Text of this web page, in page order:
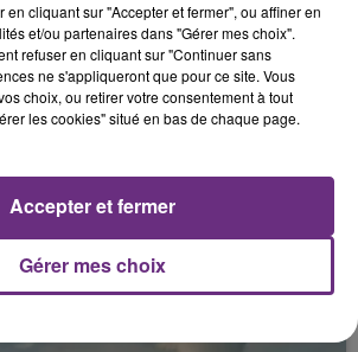
en cliquant sur "Accepter et fermer", ou affiner en
et/ou partenaires dans "Gérer mes choix".
refuser en cliquant sur "Continuer sans
ne s'appliqueront que pour ce site. Vous
choix, ou retirer votre consentement à tout
les cookies" situé en bas de chaque page.
Gérer mes choix
Accepter et fermer